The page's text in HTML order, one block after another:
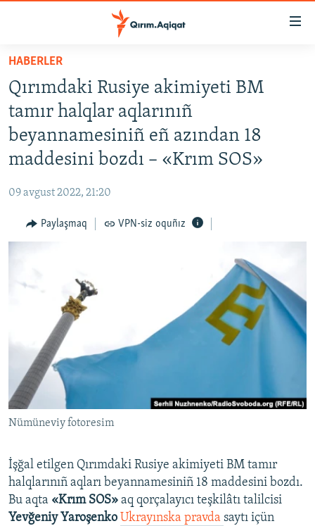
Esas
qaytmaq
Baş
navigatsiyağa
qaytmaq
Qıdıruvğa
HABERLER
SİYASET
CEMİYET
İNSAN AQLARI
VİDEO
Русский
Українською
QOŞULIÑIZ!
RFE/RS bütün saytları
HABERLER
Qırımdaki Rusiye akimiyeti BM
tamır halqlar aqlarınıñ
beyannamesiniñ eñ azından 18
maddesini bozdı – «Krım SOS»
09 avgust 2022, 21:20
Paylaşmaq VPN-siz oquñız
Nümüneviy fotoresim
İşğal etilgen Qırımdaki Rusiye akimiyeti BM tamır
halqlarınıñ aqları beyannamesiniñ 18 maddesini bozdı.
Bu aqta «Krım SOS» aq qorçalayıcı teşkilâtı talilcisi
Yevğeniy Yaroşenko Ukrayınska pravda saytı içün